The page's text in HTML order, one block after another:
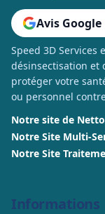
Avis Google
Speed 3D Services
désinsectisation et
protéger votre
ou personnel
Notre site de
Notre Site Multi-
Notre Site
Informations